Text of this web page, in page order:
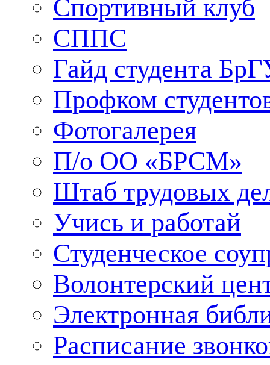
Спортивный клуб
СППС
Гайд студента
Профком
Фотогалерея
П/о ОО «БРСМ»
Штаб трудовых
Учись и работай
Студенческое
Волонтерский
Электронная
Расписание